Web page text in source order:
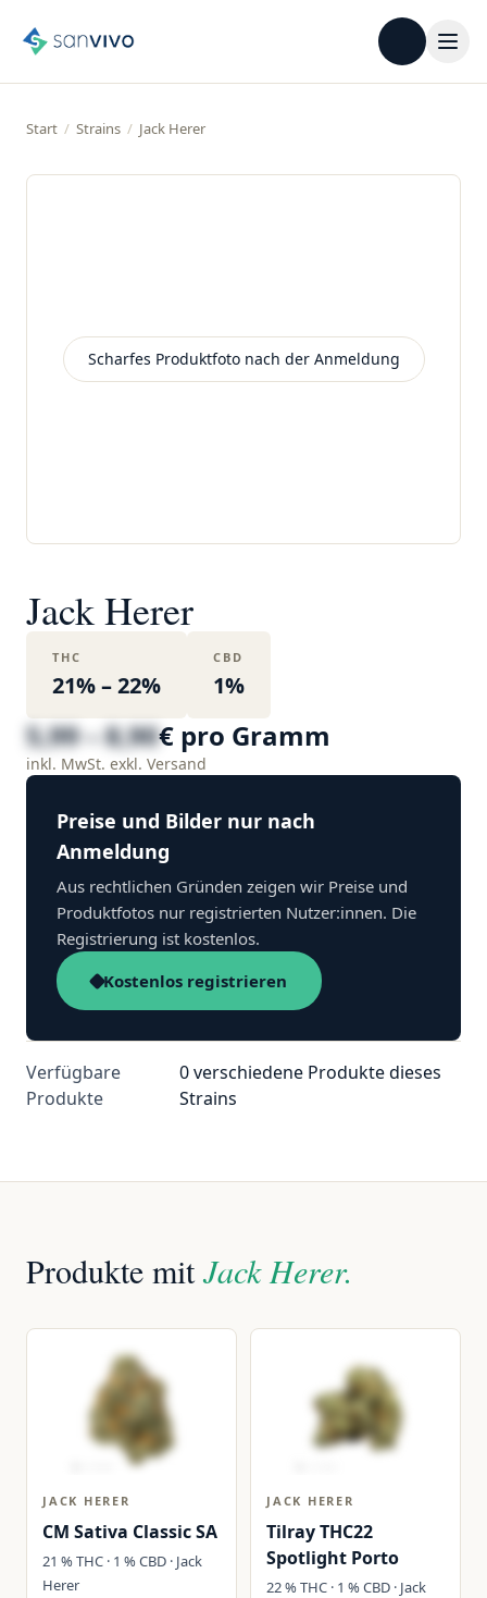
Start / Strains / Jack Herer
Scharfes Produktfoto nach der Anmeldung
Jack Herer
THC
21% – 22%
CBD
1%
5,99 – 8,90€ pro Gramm
inkl. MwSt. exkl. Versand
Preise und Bilder nur nach
Anmeldung
Aus rechtlichen Gründen zeigen wir Preise und
Produktfotos nur registrierten Nutzer:innen. Die
Registrierung ist kostenlos.
Kostenlos registrieren
Verfügbare
Produkte
0 verschiedene Produkte dieses
Strains
Produkte mitJack Herer.
JACK HERER
CM Sativa Classic SA
21 % THC · 1 % CBD · Jack
Herer
JACK HERER
Tilray THC22
Spotlight Porto
22 % THC · 1 % CBD · Jack